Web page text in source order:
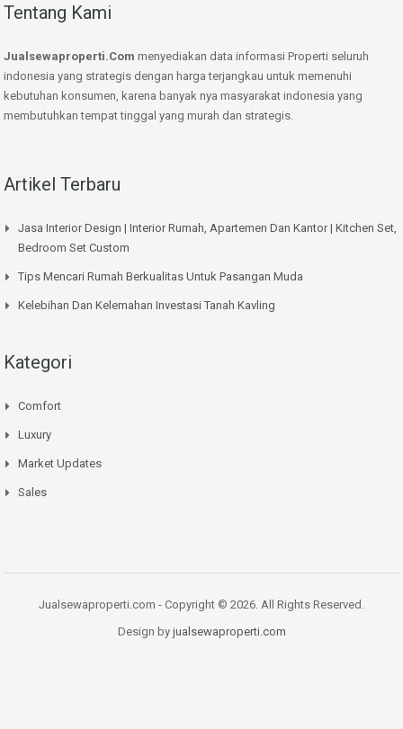
Tentang Kami
Jualsewaproperti.Com menyediakan data informasi Properti seluruh
indonesia yang strategis dengan harga terjangkau untuk memenuhi
kebutuhan konsumen, karena banyak nya masyarakat indonesia yang
membutuhkan tempat tinggal yang murah dan strategis.
Artikel Terbaru
Jasa Interior Design | Interior Rumah, Apartemen Dan Kantor | Kitchen Set,
Bedroom Set Custom
Tips Mencari Rumah Berkualitas Untuk Pasangan Muda
Kelebihan Dan Kelemahan Investasi Tanah Kavling
Kategori
Comfort
Luxury
Market Updates
Sales
Jualsewaproperti.com - Copyright © 2026. All Rights Reserved.
Design by jualsewaproperti.com